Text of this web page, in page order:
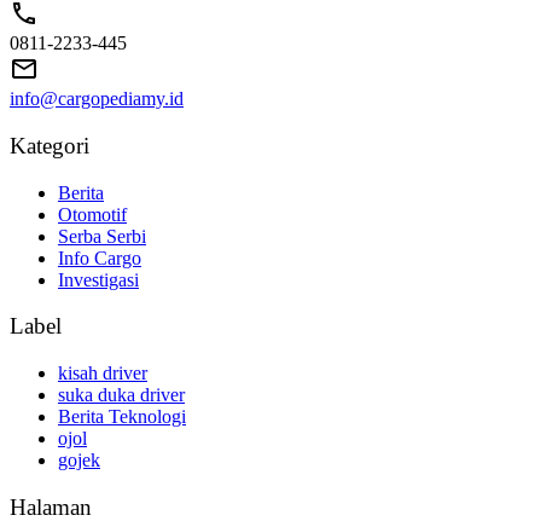
0811-2233-445
info@cargopediamy.id
Kategori
Berita
Otomotif
Serba Serbi
Info Cargo
Investigasi
Label
kisah driver
suka duka driver
Berita Teknologi
ojol
gojek
Halaman